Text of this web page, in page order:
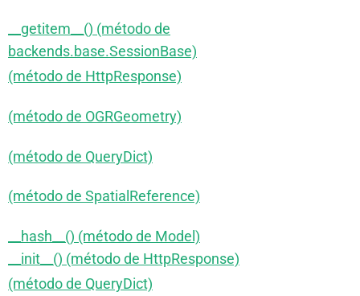
__getitem__() (método de
backends.base.SessionBase)
(método de HttpResponse)
(método de OGRGeometry)
(método de QueryDict)
(método de SpatialReference)
__hash__() (método de Model)
__init__() (método de HttpResponse)
(método de QueryDict)